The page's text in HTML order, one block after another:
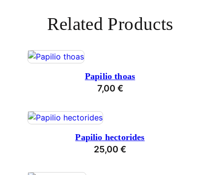
Related Products
Papilio thoas
7,00 €
Papilio hectorides
25,00 €